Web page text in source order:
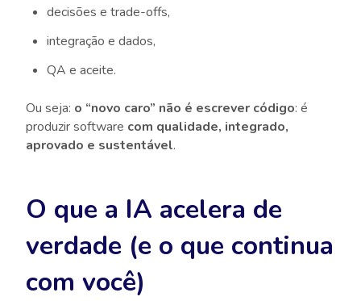
decisões e trade-offs,
integração e dados,
QA e aceite.
Ou seja: o “novo caro” não é escrever código: é
produzir software com qualidade, integrado,
aprovado e sustentável.
O que a IA acelera de
verdade (e o que continua
com você)